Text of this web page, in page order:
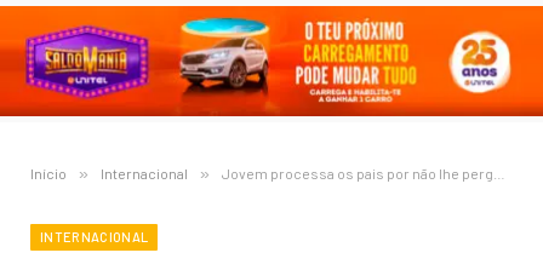
Início » Internacional » Jovem processa os pais por não lhe perguntarem se queria nascer
INTERNACIONAL